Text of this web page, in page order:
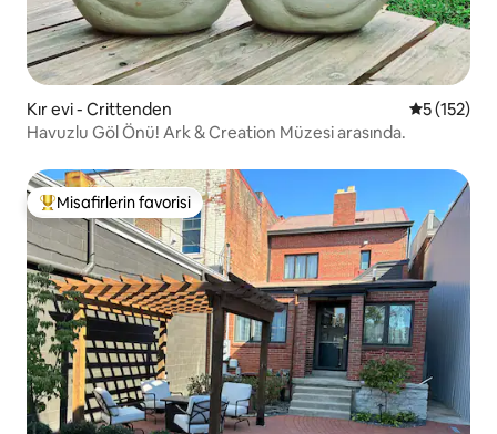
Kır evi - Crittenden 55 (152)
Havuzlu Göl Önü! Ark & Creation Müzesi arasında.
Misafirlerin favorilerinden en beğenilenler arasında
Misafirlerin favorisi